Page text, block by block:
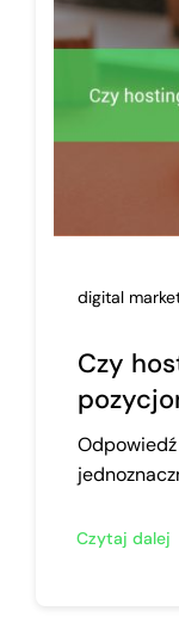
digital
Czy
Czytaj dalej